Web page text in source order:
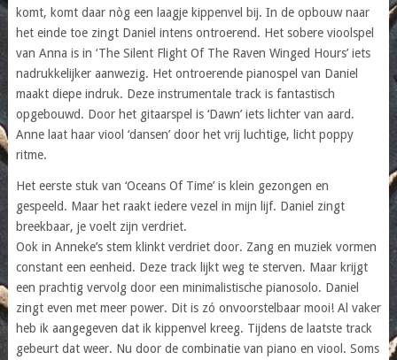
komt, komt daar nòg een laagje kippenvel bij. In de opbouw naar
het einde toe zingt Daniel intens ontroerend. Het sobere vioolspel
van Anna is in ‘The Silent Flight Of The Raven Winged Hours’ iets
nadrukkelijker aanwezig. Het ontroerende pianospel van Daniel
maakt diepe indruk. Deze instrumentale track is fantastisch
opgebouwd. Door het gitaarspel is ‘Dawn’ iets lichter van aard.
Anne laat haar viool ‘dansen’ door het vrij luchtige, licht poppy
ritme.
Het eerste stuk van ‘Oceans Of Time’ is klein gezongen en
gespeeld. Maar het raakt iedere vezel in mijn lijf. Daniel zingt
breekbaar, je voelt zijn verdriet.
Ook in Anneke’s stem klinkt verdriet door. Zang en muziek vormen
constant een eenheid. Deze track lijkt weg te sterven. Maar krijgt
een prachtig vervolg door een minimalistische pianosolo. Daniel
zingt even met meer power. Dit is zó onvoorstelbaar mooi! Al vaker
heb ik aangegeven dat ik kippenvel kreeg. Tijdens de laatste track
gebeurt dat weer. Nu door de combinatie van piano en viool. Soms